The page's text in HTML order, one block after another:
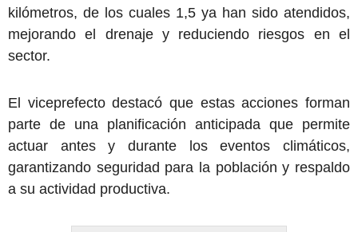
kilómetros, de los cuales 1,5 ya han sido atendidos,
mejorando el drenaje y reduciendo riesgos en el
sector.
El viceprefecto destacó que estas acciones forman
parte de una planificación anticipada que permite
actuar antes y durante los eventos climáticos,
garantizando seguridad para la población y respaldo
a su actividad productiva.